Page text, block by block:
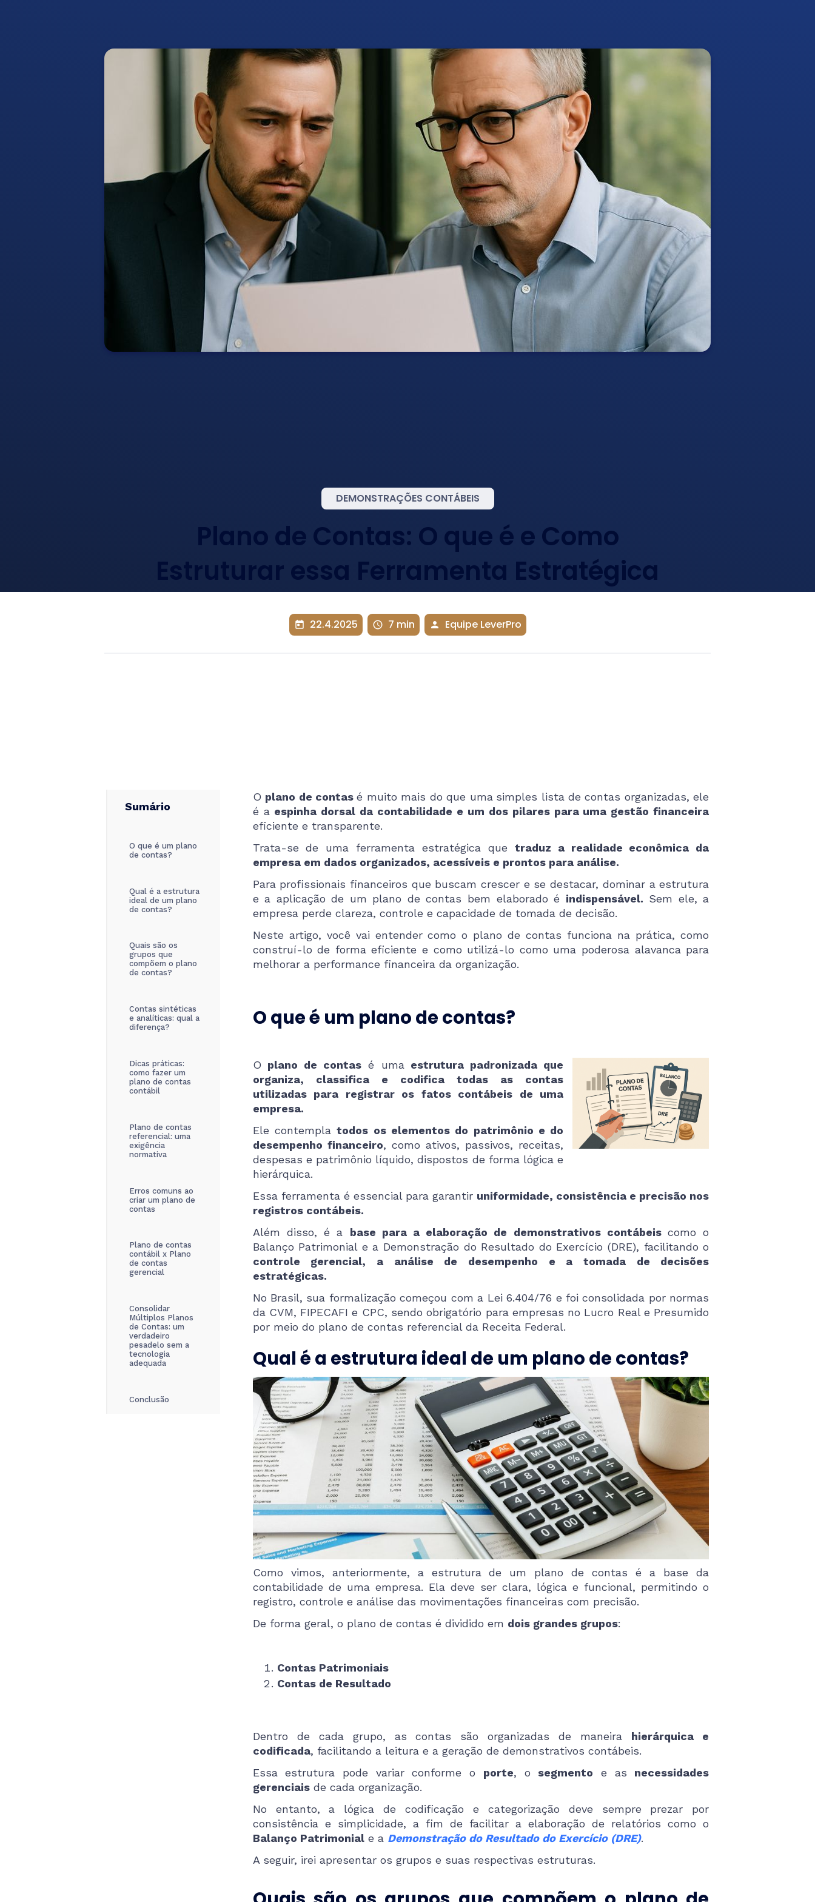
DEMONSTRAÇÕES CONTÁBEIS
Plano de Contas: O que é e Como
Estruturar essa Ferramenta Estratégica
today 22.4.2025 schedule 7 min person Equipe LeverPro
Sumário
O que é um plano
de contas?
Qual é a estrutura
ideal de um plano
de contas?
Quais são os
grupos que
compõem o plano
de contas?
Contas sintéticas
e analíticas: qual a
diferença?
Dicas práticas:
como fazer um
plano de contas
contábil
Plano de contas
referencial: uma
exigência
normativa
Erros comuns ao
criar um plano de
contas
Plano de contas
contábil x Plano
de contas
gerencial
Consolidar
Múltiplos Planos
de Contas: um
verdadeiro
pesadelo sem a
tecnologia
adequada
Conclusão
O plano de contasé muito mais do que uma simples lista de contas organizadas, ele
é a espinha dorsal da contabilidade e um dos pilares para uma gestão financeira
eficiente e transparente.
Trata-se de uma ferramenta estratégica que traduz a realidade econômica da
empresa em dados organizados, acessíveis e prontos para análise.
Para profissionais financeiros que buscam crescer e se destacar, dominar a estrutura
e a aplicação de um plano de contas bem elaborado é indispensável. Sem ele, a
empresa perde clareza, controle e capacidade de tomada de decisão.
Neste artigo, você vai entender como o plano de contas funciona na prática, como
construí-lo de forma eficiente e como utilizá-lo como uma poderosa alavanca para
melhorar a performance financeira da organização.
O que é um plano de contas?
O plano de contas é umaestrutura padronizada que
organiza, classifica e codifica todas as contas
utilizadas para registrar os fatos contábeis de uma
empresa.
Ele contemplatodos os elementos do patrimônio e do
desempenho financeiro, como ativos, passivos, receitas,
despesas e patrimônio líquido, dispostos de forma lógica e
hierárquica.
Essa ferramenta é essencial para garantir uniformidade, consistência e precisão nos
registros contábeis.
Além disso, é a base para a elaboração de demonstrativos contábeiscomo o
Balanço Patrimonial e a Demonstração do Resultado do Exercício (DRE), facilitando o
controle gerencial, a análise de desempenho e a tomada de decisões
estratégicas.
No Brasil, sua formalização começou com a Lei 6.404/76 e foi consolidada por normas
da CVM, FIPECAFI e CPC, sendo obrigatório para empresas no Lucro Real e Presumido
por meio do plano de contas referencial da Receita Federal.
Qual é a estrutura ideal de um plano de contas?
Como vimos, anteriormente, a estrutura de um plano de contas é a base da
contabilidade de uma empresa. Ela deve ser clara, lógica e funcional, permitindo o
registro, controle e análise das movimentações financeiras com precisão.
De forma geral, o plano de contas é dividido em dois grandes grupos:
Contas Patrimoniais
Contas de Resultado
Dentro de cada grupo, as contas são organizadas de maneira hierárquica e
codificada, facilitando a leitura e a geração de demonstrativos contábeis.
Essa estrutura pode variar conforme o porte, o segmento e as necessidades
gerenciaisde cada organização.
No entanto, a lógica de codificação e categorização deve sempre prezar por
consistência e simplicidade, a fim de facilitar a elaboração de relatórios como o
Balanço Patrimoniale a Demonstração do Resultado do Exercício (DRE).
A seguir, irei apresentar os grupos e suas respectivas estruturas.